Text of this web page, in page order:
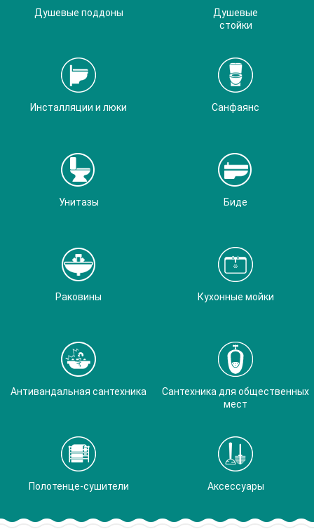
Душевые поддоны
Душевые
стойки
Инсталляции и люки Санфаянс
Унитазы Биде
Раковины Кухонные мойки
Антивандальная сантехника
Сантехника для общественных
мест
Полотенце-сушители Аксессуары